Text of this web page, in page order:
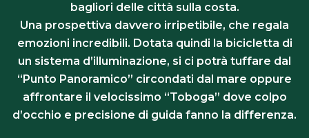
bagliori delle città sulla costa.
Una prospettiva davvero irripetibile, che regala
emozioni incredibili. Dotata quindi la bicicletta di
un sistema d’illuminazione, si ci potrà tuffare dal
“Punto Panoramico” circondati dal mare oppure
affrontare il velocissimo “Toboga” dove colpo
d’occhio e precisione di guida fanno la differenza.